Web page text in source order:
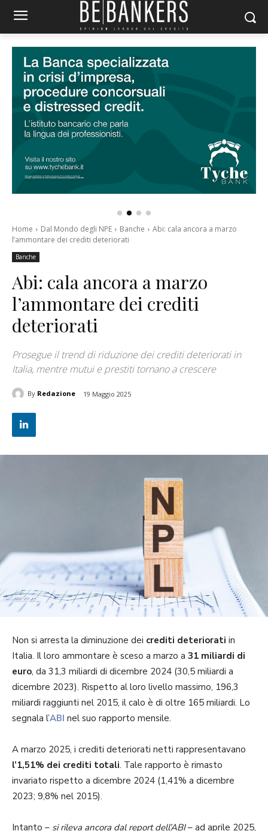
Home Dal Mondo degli NPE Banche
Abi: cala ancora a marzo
l’ammontare dei crediti deteriorati
Banche
Abi: cala ancora a marzo
l’ammontare dei crediti
deteriorati
Prosegue il trend di riduzione dei crediti deteriorati in
Italia, mentre mutui e prestiti tornano a crescere
By Redazione 19 Maggio 2025
Non si arresta la diminuzione dei crediti deteriorati in
Italia. Il loro ammontare è sceso a marzo a 31 miliardi di
euro, da 31,3 miliardi di dicembre 2024 (30,5 miliardi a
dicembre 2023). Rispetto al loro livello massimo, 196,3
miliardi raggiunti nel 2015, il calo è di oltre 165 miliardi. Lo
segnala l’ABI nel suo rapporto mensile.
A marzo 2025, i crediti deteriorati netti rappresentavano
l’1,51% dei crediti totali. Tale rapporto è rimasto
invariato rispetto a dicembre 2024 (1,41% a dicembre
2023; 9,8% nel 2015).
Intanto – si rileva ancora dal report dell’ABI– ad aprile 2025,